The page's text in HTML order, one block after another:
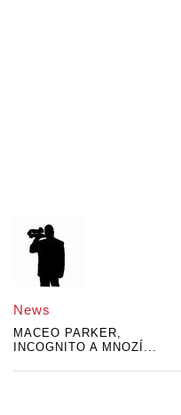
News
MACEO PARKER,
INCOGNITO A MNOZÍ...